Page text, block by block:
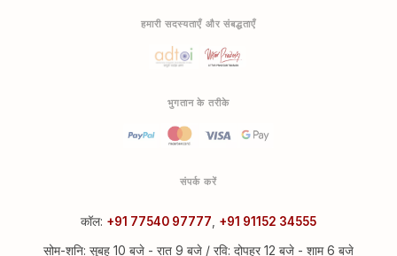
हमारी सदस्यताएँ और संबद्धताएँ
भुगतान के तरीके
संपर्क करें
कॉल: +91 77540 97777 +91 91152 34555
सोम-शनि: सुबह 10 बजे - रात 9 बजे / रवि: दोपहर 12 बजे - शाम 6 बजे